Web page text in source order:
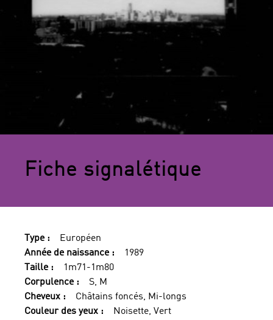
Fiche signalétique
Type :
Européen
Année de naissance :
1989
Taille :
1m71-1m80
Corpulence :
S, M
Cheveux :
Châtains foncés, Mi-longs
Couleur des yeux :
Noisette, Vert